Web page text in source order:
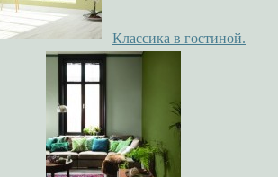
Классика в гостиной.